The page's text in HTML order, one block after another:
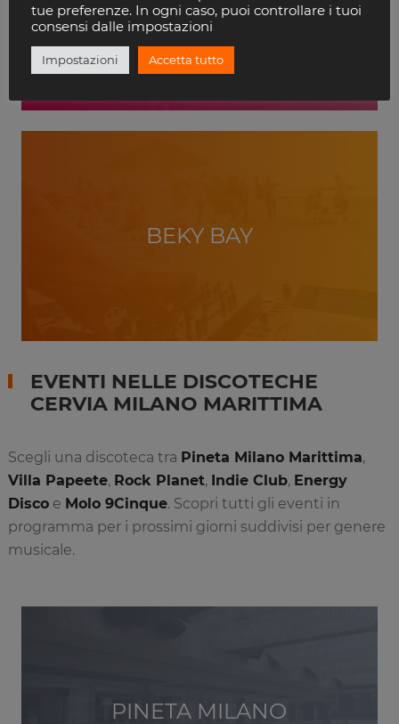
RICCIONE
BEKY BAY
EVENTI NELLE DISCOTECHE
CERVIA MILANO MARITTIMA
Scegli una discoteca tra Pineta Milano Marittima,
Villa Papeete, Rock Planet, Indie Club, Energy
Discoe Molo 9Cinque. Scopri tutti gli eventi in
programma per i prossimi giorni suddivisi per genere
musicale.
PINETA MILANO
tue preferenze. In ogni caso, puoi controllare i tuoi
consensi dalle impostazioni
Impostazioni Accetta tutto